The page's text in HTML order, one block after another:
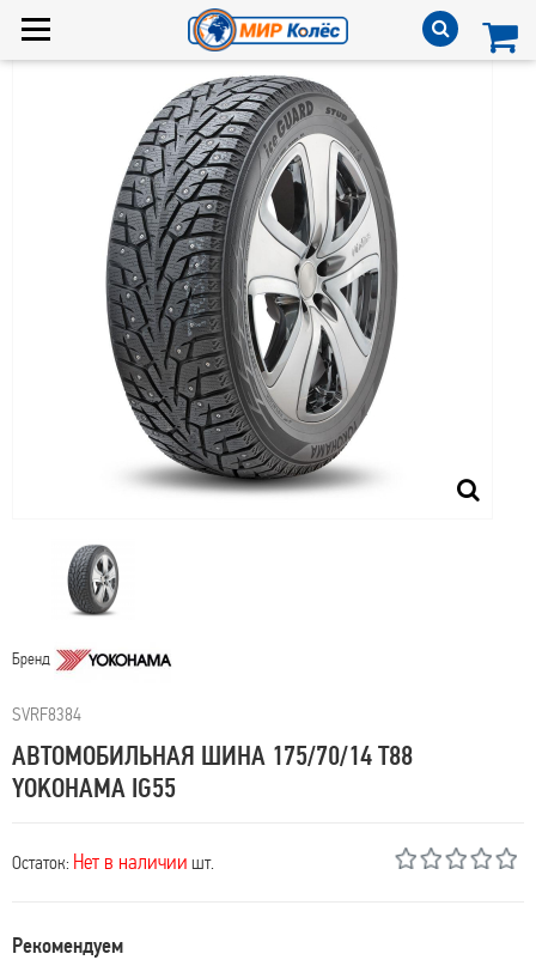
Бренд
SVRF8384
АВТОМОБИЛЬНАЯ ШИНА 175/70/14 T88
YOKOHAMA IG55
Остаток: Нет в наличии шт.
Рекомендуем